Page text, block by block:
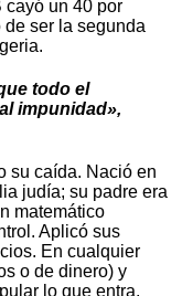
cayó un 40 por
ser la segunda
todo el
impunidad»,
su caída. Nació en
judía; su padre era
matemático
Aplicó sus
En cualquier
o de dinero) y
lo que entra,